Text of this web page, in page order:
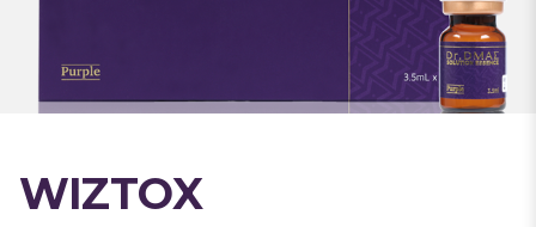
WIZTOX